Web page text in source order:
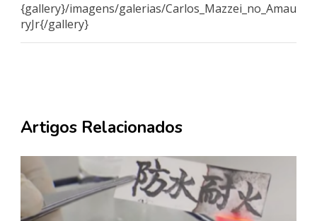
{gallery}/imagens/galerias/Carlos_Mazzei_no_Amau
ryJr{/gallery}
Artigos Relacionados